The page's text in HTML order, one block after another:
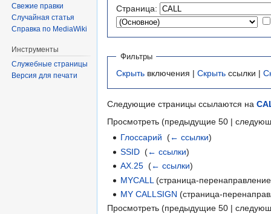
навигации
поиску
Страница:
Фильтры
Скрыть включения | Скрыть ссылки |
Следующие страницы ссылаются на
Просмотреть (предыдущие 50 |
Глоссарий ‎(← ссылки)
SSID ‎(← ссылки)
AX.25 ‎(← ссылки)
MYCALL (страница-
MY CALLSIGN (страница-
Просмотреть (предыдущие 50 |
Свежие правки
Случайная статья
Справка по MediaWiki
Инструменты
Служебные страницы
Версия для печати